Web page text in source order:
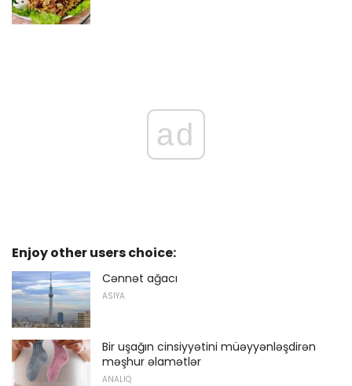
ad
Enjoy other users choice:
Cənnət ağacı
ASIYA
Bir uşağın cinsiyyətini müəyyənləşdirən
məşhur əlamətlər
ANALIQ